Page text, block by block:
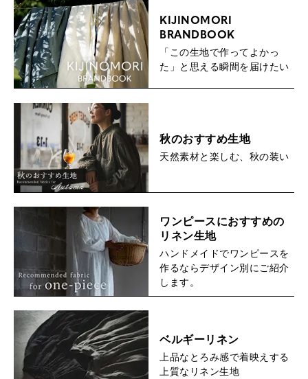
KIJINOMORI
BRANDBOOK
「この生地で作ってよかっ
た」と思える瞬間を届けたい
秋のおすすめ生地
天然素材と楽しむ、秋の装い
ワンピースにおすすめの
リネン生地
ハンドメイドでワンピースを
作るならデザイン別にご紹介
します。
ベルギーリネン
上品なとろみ感で着映えする
上質なリネン生地